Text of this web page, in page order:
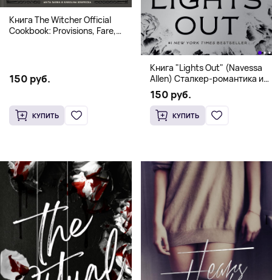
Книга The Witcher Official
Cookbook: Provisions, Fare,
150 руб.
КУПИТЬ
Книга "Lights Out" (Navessa
Allen) Сталкер-романтика и
человек в маске (18+)
150 руб.
КУПИТЬ